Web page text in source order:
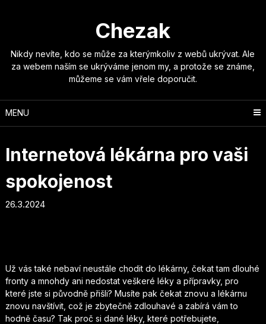
Chezak
Nikdy nevíte, kdo se může za kterýmkoliv z webů ukrývat. Ale
za webem naším se ukrýváme jenom my, a protože se známe,
můžeme se vám vřele doporučit.
MENU
Internetová lékárna pro vaši
spokojenost
26.3.2024
Už vás také nebaví neustále chodit do lékárny, čekat tam dlouhé
fronty a mnohdy ani nedostat veškeré léky a přípravky, pro
které jste si původně přišli? Musíte pak čekat znovu a lékárnu
znovu navštívit, což je zbytečně zdlouhavé a zabírá vám to
hodně času? Tak proč si dané léky, které potřebujete,